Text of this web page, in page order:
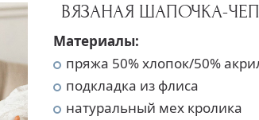
ВЯЗАНАЯ ШАПОЧКА-
Материалы:
пряжа 50% хлопок/50%
подкладка из флиса
натуральный мех кролика